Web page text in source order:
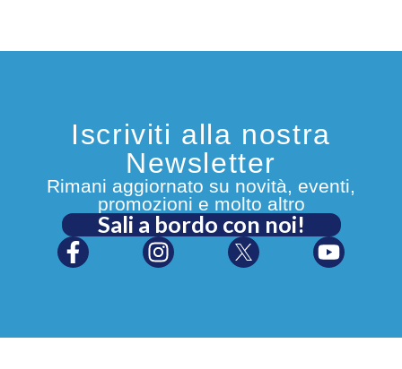
Iscriviti alla nostra
Newsletter
Rimani aggiornato su novità, eventi,
promozioni e molto altro
Sali a bordo con noi!